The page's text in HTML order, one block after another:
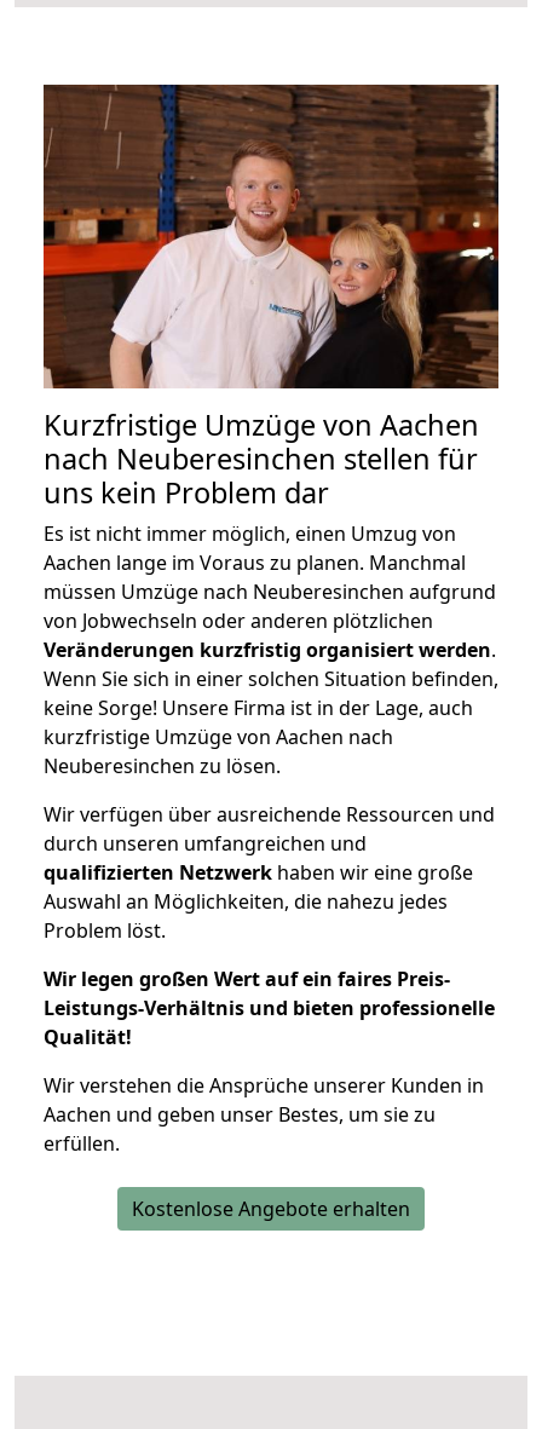
Kurzfristige Umzüge von Aachen
nach Neuberesinchen stellen für
uns kein Problem dar
Es ist nicht immer möglich, einen Umzug von
Aachen lange im Voraus zu planen. Manchmal
müssen Umzüge nach Neuberesinchen aufgrund
von Jobwechseln oder anderen plötzlichen
Veränderungen kurzfristig organisiert werden.
Wenn Sie sich in einer solchen Situation befinden,
keine Sorge! Unsere Firma ist in der Lage, auch
kurzfristige Umzüge von Aachen nach
Neuberesinchen zu lösen.
Wir verfügen über ausreichende Ressourcen und
durch unseren umfangreichen und
qualifizierten Netzwerk haben wir eine große
Auswahl an Möglichkeiten, die nahezu jedes
Problem löst.
Wir legen großen Wert auf ein faires Preis-
Leistungs-Verhältnis und bieten professionelle
Qualität!
Wir verstehen die Ansprüche unserer Kunden in
Aachen und geben unser Bestes, um sie zu
erfüllen.
Kostenlose Angebote erhalten